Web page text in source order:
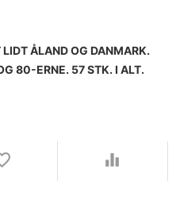
ÅLAND OG DANMARK.
80-ERNE. 57 STK. I ALT.